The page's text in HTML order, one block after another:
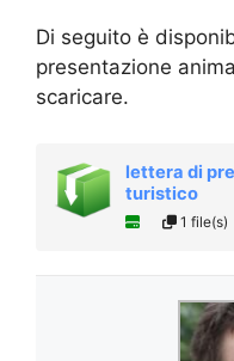
Di seguito è
presentazione
scaricare.
lettera di
turistico
1 file(s)